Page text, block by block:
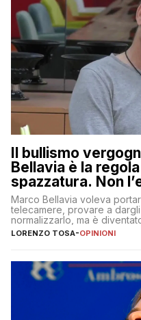
Il bullismo
Bellavia è la
spazzatura. Non
Marco Bellavia voleva
telecamere, provare a
normalizzarlo, ma è
copione
LORENZO TOSA-OPINIONI